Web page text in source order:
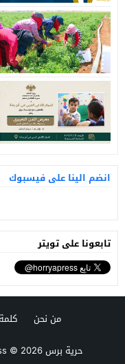
انضم الينا على فيسبوك
تابعونا على تويتر
من نحن
حرية برس Horrya press© 2026 جميع الحقوق محفوظة.